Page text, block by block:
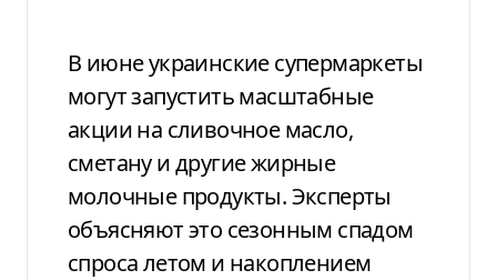
В июне украинские супермаркеты
могут запустить масштабные
акции на сливочное масло,
сметану и другие жирные
молочные продукты. Эксперты
объясняют это сезонным спадом
спроса летом и накоплением